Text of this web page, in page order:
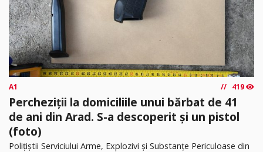
A1 419
Percheziții la domiciliile unui bărbat de 41
de ani din Arad. S-a descoperit și un pistol
(foto)
Polițiștii Serviciului Arme, Explozivi și Substanțe Periculoase din